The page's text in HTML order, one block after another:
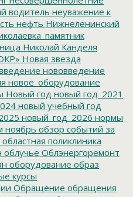
водитель неуважение к
нефть Нижнеленинский
Николай Канделя
Новая звезда
нововведение
новое_оборудование
Новый год новый год_2021
новый учебный год
новый_год_2026 нормы
ноябрь обзор событий за
областная поликлиника
облучье Облэнергоремонт
оборудование образ
курсы
Обращение обращения